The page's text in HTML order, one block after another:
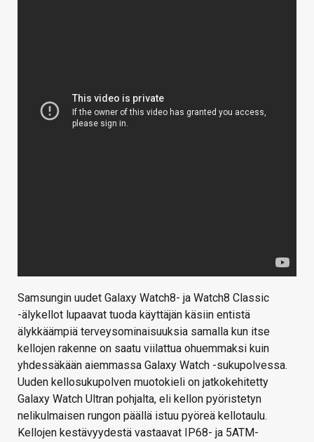
Samsungin uudet Galaxy Watch8- ja Watch8 Classic
-älykellot lupaavat tuoda käyttäjän käsiin entistä
älykkäämpiä terveysominaisuuksia samalla kun itse
kellojen rakenne on saatu viilattua ohuemmaksi kuin
yhdessäkään aiemmassa Galaxy Watch -sukupolvessa.
Uuden kellosukupolven muotokieli on jatkokehitetty
Galaxy Watch Ultran pohjalta, eli kellon pyöristetyn
nelikulmaisen rungon päällä istuu pyöreä kellotaulu.
Kellojen kestävyydestä vastaavat IP68- ja 5ATM-